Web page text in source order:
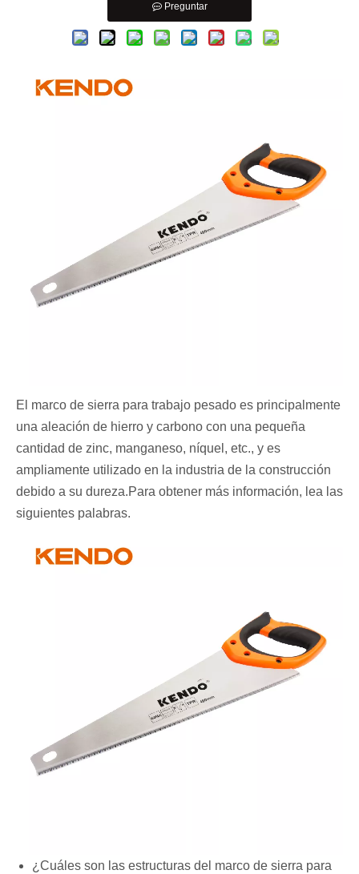
Preguntar
El marco de sierra para trabajo pesado es principalmente
una aleación de hierro y carbono con una pequeña
cantidad de zinc, manganeso, níquel, etc., y es
ampliamente utilizado en la industria de la construcción
debido a su dureza.Para obtener más información, lea las
siguientes palabras.
¿Cuáles son las estructuras del marco de sierra para